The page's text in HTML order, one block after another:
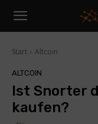
Start Altcoin
ALTCOIN
Ist Snorter
kaufen?